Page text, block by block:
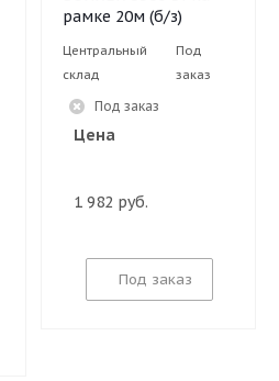
рамке 20м (б/з)
Центральный
склад
Под
заказ
Под заказ
Цена
1 982 руб.
Под заказ